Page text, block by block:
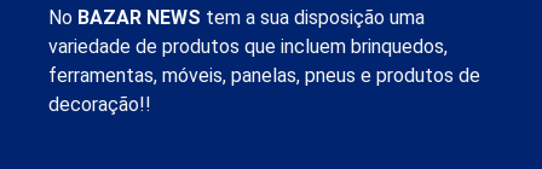
No BAZAR NEWS tem a sua disposição uma
variedade de produtos que incluem brinquedos,
ferramentas, móveis, panelas, pneus e produtos de
decoração!!